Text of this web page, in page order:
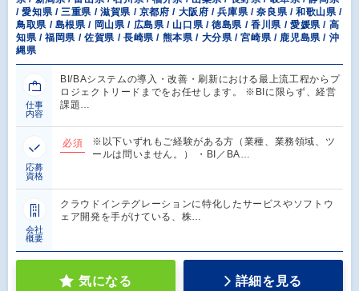
/ 愛知県 / 三重県 / 滋賀県 / 京都府 / 大阪府 / 兵庫県 / 奈良県 / 和歌山県 /
鳥取県 / 島根県 / 岡山県 / 広島県 / 山口県 / 徳島県 / 香川県 / 愛媛県 / 高
知県 / 福岡県 / 佐賀県 / 長崎県 / 熊本県 / 大分県 / 宮崎県 / 鹿児島県 / 沖
縄県
仕事
内容
BI/BAシステムの導入・改善・刷新における最上流工程からプ
ロジェクトリードまでをお任せします。 ※BIに限らず、経営
課題…
応募
資格
必須
※以下いずれもご経験がある方（業種、業務領域、ツ
ールは問いません。） ・BI／BA…
会社
概要
クラウドインテグレーションに特化したサービスやソフトウ
ェア開発を手がけている、株…
気になる 詳細を見る